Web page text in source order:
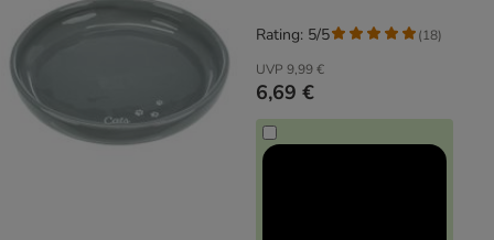
UVP 9,99 €
6,69 €
Rating: 5/5 (18)